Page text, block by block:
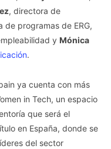
, directora de
de programas de ERG,
y Mónica
.
ya cuenta con más
in Tech, un espacio
que será el
en España, donde se
del sector